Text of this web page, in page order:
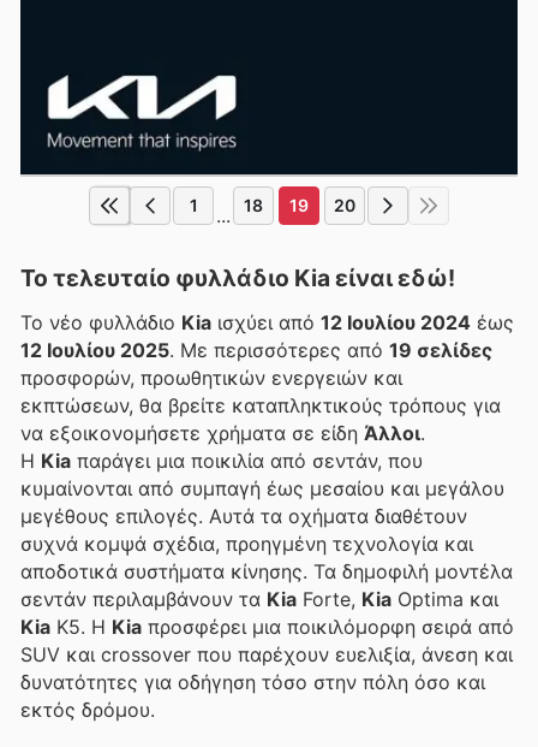
1 ... 18 19 20
Το τελευταίο φυλλάδιο Kia είναι εδώ!
Το νέο φυλλάδιο Kia ισχύει από 12 Ιουλίου 2024 έως
12 Ιουλίου 2025 . Με περισσότερες από 19 σελίδες
προσφορών, προωθητικών ενεργειών και
εκπτώσεων, θα βρείτε καταπληκτικούς τρόπους για
να εξοικονομήσετε χρήματα σε είδη Άλλοι.
Η Kia παράγει μια ποικιλία από σεντάν, που
κυμαίνονται από συμπαγή έως μεσαίου και μεγάλου
μεγέθους επιλογές. Αυτά τα οχήματα διαθέτουν
συχνά κομψά σχέδια, προηγμένη τεχνολογία και
αποδοτικά συστήματα κίνησης. Τα δημοφιλή μοντέλα
σεντάν περιλαμβάνουν τα Kia Forte, Kia Optima και
Kia K5. Η Kia προσφέρει μια ποικιλόμορφη σειρά από
SUV και crossover που παρέχουν ευελιξία, άνεση και
δυνατότητες για οδήγηση τόσο στην πόλη όσο και
εκτός δρόμου.